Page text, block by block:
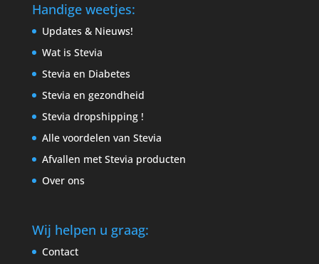
Handige weetjes:
Updates & Nieuws!
Wat is Stevia
Stevia en Diabetes
Stevia en gezondheid
Stevia dropshipping !
Alle voordelen van Stevia
Afvallen met Stevia producten
Over ons
Wij helpen u graag:
Contact